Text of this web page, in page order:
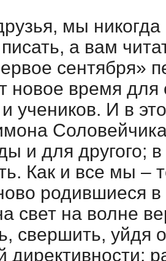
мы
а вам
сентября»
новое время
учеников. И в
и для другого;
Как и все мы –
родившиеся
свет на волне
свершить, уйдя